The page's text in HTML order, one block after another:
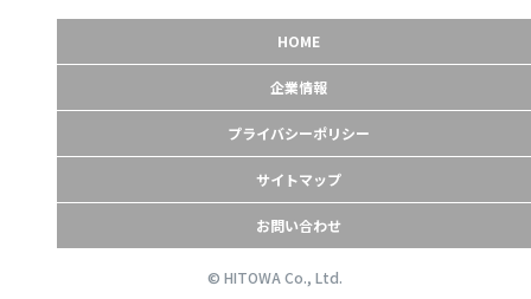
HOME
企業情報
プライバシーポリシー
サイトマップ
お問い合わせ
© HITOWA Co., Ltd.